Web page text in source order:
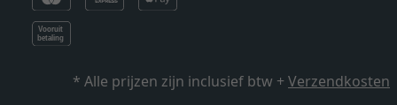
* Alle prijzen zijn inclusief btw +Verzendkosten